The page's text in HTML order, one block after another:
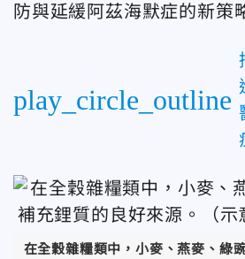
防與延緩阿茲海默症的新策
play_circle_outline
在全穀雜糧類中，小麥、燕麥、綠